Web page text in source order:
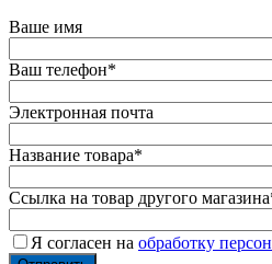
Ваше имя
Ваш телефон*
Электронная почта
Название товара*
Ссылка на товар другого магазина
Я согласен на обработку